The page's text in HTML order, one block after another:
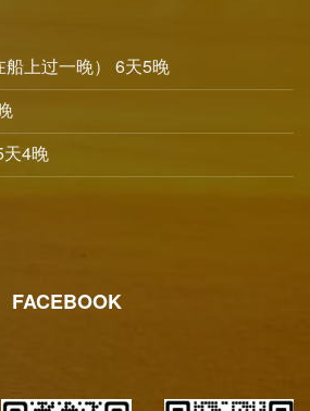
上过一晚） 6天5晚
4晚
FACEBOOK